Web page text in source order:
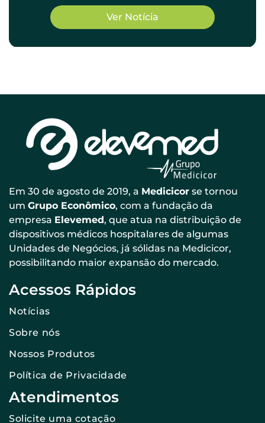
Ver Notícia
Em 30 de agosto de 2019, a Medicicor se tornou
um Grupo Econômico, com a fundação da
empresa Elevemed, que atua na distribuição de
dispositivos médicos hospitalares de algumas
Unidades de Negócios, já sólidas na Medicicor,
possibilitando maior expansão do mercado.
Acessos Rápidos
Notícias
Sobre nós
Nossos Produtos
Política de Privacidade
Atendimentos
Solicite uma cotação